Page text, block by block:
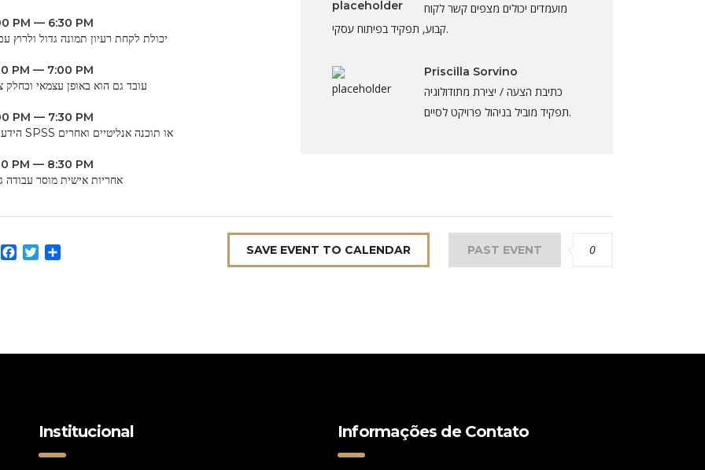
PM — 6:30 PM
יכולת לקחת רעיון תמונה גדול ולרוץ
PM — 7:00 PM
עובד גם הוא באופן עצמאי וכחלק
PM — 7:30 PM
הידע של SPSS או תוכנה אנליטיים ואחרים
PM — 8:30 PM
אחריות אישית מוסר עבודה
מועמדים יכולים מצפים קשר לקוח
קבוע, תפקיד בפיתוח עסקי.
Priscilla Sorvino
כתיבת הצעה / יצירת מתודולוגיה
תפקיד מוביל בניהול פרויקט לסיים.
Facebook
Twitter SAVE EVENT TO CALENDAR PAST EVENT 0
Institucional Informações de Contato